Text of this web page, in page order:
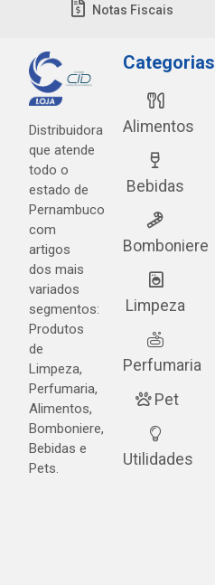
Notas Fiscais
Distribuidora
que atende
todo o
estado de
Pernambuco
com
artigos
dos mais
variados
segmentos:
Produtos
de
Limpeza,
Perfumaria,
Alimentos,
Bomboniere,
Bebidas e
Pets.
Categorias
Alimentos
Bebidas
Bomboniere
Limpeza
Perfumaria
Pet
Utilidades